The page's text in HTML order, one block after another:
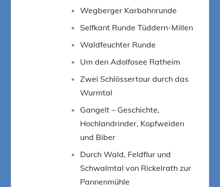
Wegberger Karbahnrunde
Selfkant Runde Tüddern-Millen
Waldfeuchter Runde
Um den Adolfosee Ratheim
Zwei Schlössertour durch das
Wurmtal
Gangelt – Geschichte,
Hochlandrinder, Kopfweiden
und Biber
Durch Wald, Feldflur und
Schwalmtal von Rickelrath zur
Pannenmühle